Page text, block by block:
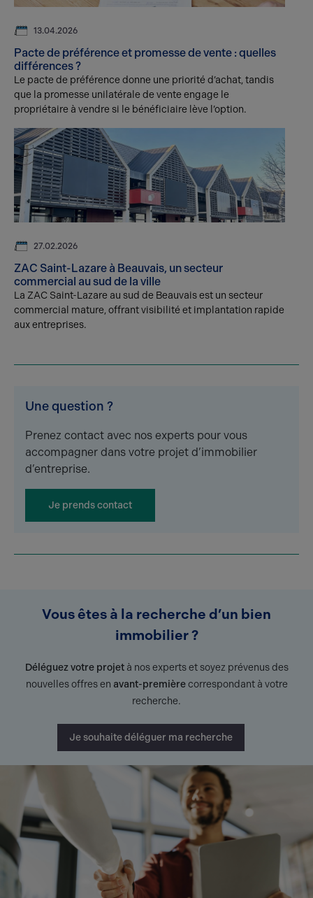
13.04.2026
Pacte de préférence et promesse de vente : quelles
différences ?
Le pacte de préférence donne une priorité d’achat, tandis
que la promesse unilatérale de vente engage le
propriétaire à vendre si le bénéficiaire lève l’option.
27.02.2026
ZAC Saint-Lazare à Beauvais, un secteur
commercial au sud de la ville
La ZAC Saint-Lazare au sud de Beauvais est un secteur
commercial mature, offrant visibilité et implantation rapide
aux entreprises.
Une question ?
Prenez contact avec nos experts pour vous
accompagner dans votre projet d’immobilier
d’entreprise.
Je prends contact
Vous êtes à la recherche d’un bien
immobilier ?
Déléguez votre projetà nos experts et soyez prévenus des
nouvelles offres en avant-premièrecorrespondant à votre
recherche.
Je souhaite déléguer ma recherche